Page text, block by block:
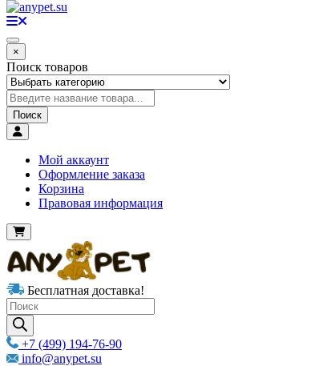
×
Поиск товаров
Поиск
Мой аккаунт
Оформление заказа
Корзина
Правовая информация
Бесплатная доставка!
Products
search
+7 (499) 194-76-90
info@anypet.su